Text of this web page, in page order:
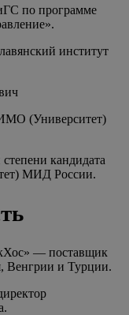
по программе
институт
(Университет)
кандидата
МИД России.
— поставщик
Венгрии и Турции.